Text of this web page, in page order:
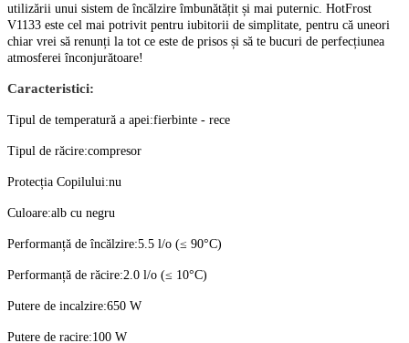
utilizării unui sistem de încălzire îmbunătățit și mai puternic. HotFrost
V1133 este cel mai potrivit pentru iubitorii de simplitate, pentru că uneori
chiar vrei să renunți la tot ce este de prisos și să te bucuri de perfecțiunea
atmosferei înconjurătoare!
Caracteristici:
Tipul de temperatură a apei:fierbinte - rece
Tipul de răcire:compresor
Protecția Copilului:nu
Culoare:alb cu negru
Performanță de încălzire:5.5 l/o (≤ 90°C)
Performanță de răcire:2.0 l/o (≤ 10°C)
Putere de incalzire:650 W
Putere de racire:100 W